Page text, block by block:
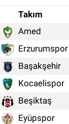
Takım
Amed
Erzurumspor
Başakşehir
Kocaelispor
Beşiktaş
Eyüpspor